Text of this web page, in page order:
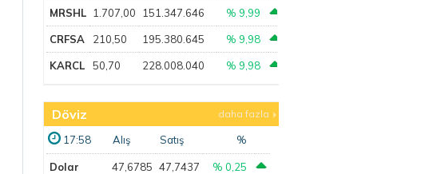
MRSHL 1.707,00 151.347.646 % 9,99
CRFSA 210,50 195.380.645 % 9,98
KARCL 50,70 228.008.040 % 9,98
Döviz daha fazla
17:58 Alış Satış %
Dolar 47,6785 47,7437 % 0,25